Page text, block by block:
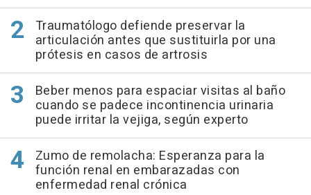
Traumatólogo defiende preservar la
articulación antes que sustituirla por una
prótesis en casos de artrosis
Beber menos para espaciar visitas al baño
cuando se padece incontinencia urinaria
puede irritar la vejiga, según experto
Zumo de remolacha: Esperanza para la
función renal en embarazadas con
enfermedad renal crónica